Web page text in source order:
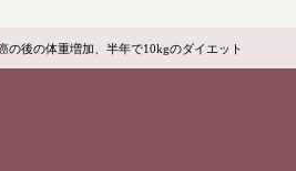
の後の体重増加、半年で10kgのダイエット